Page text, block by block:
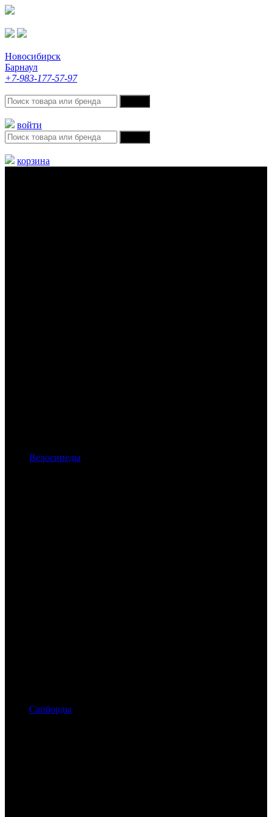
Новосибирск
Барнаул
+7-983-177-57-97
войти
корзина
Велосипеды
Сапборды